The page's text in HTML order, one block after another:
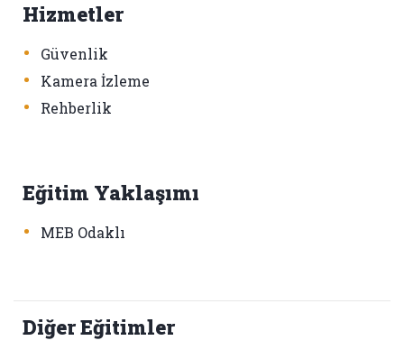
Hizmetler
• Güvenlik
• Kamera İzleme
• Rehberlik
Eğitim Yaklaşımı
• MEB Odaklı
Diğer Eğitimler